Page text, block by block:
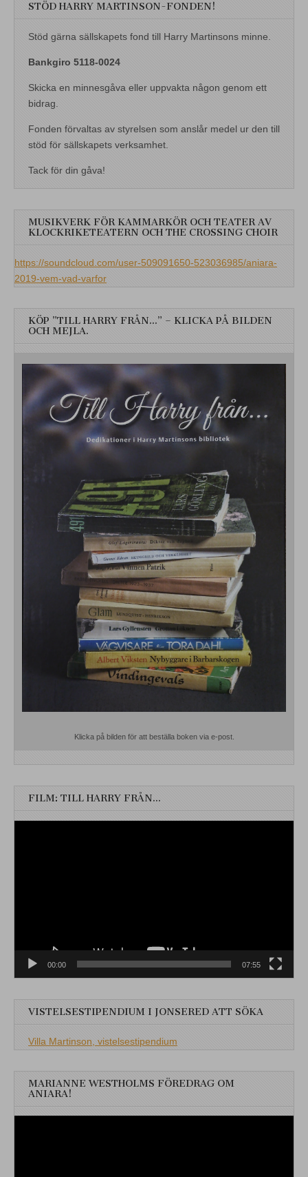
STÖD HARRY MARTINSON-FONDEN!
Stöd gärna sällskapets fond till Harry Martinsons minne.
Bankgiro 5118-0024
Skicka en minnesgåva eller uppvakta någon genom ett
bidrag.
Fonden förvaltas av styrelsen som anslår medel ur den till
stöd för sällskapets verksamhet.
Tack för din gåva!
MUSIKVERK FÖR KAMMARKÖR OCH TEATER AV
KLOCKRIKETEATERN OCH THE CROSSING CHOIR
https://soundcloud.com/user-509091650-523036985/aniara-
2019-vem-vad-varfor
KÖP ”TILL HARRY FRÅN…” – KLICKA PÅ BILDEN
OCH MEJLA.
Klicka på bilden för att beställa boken via e-post.
FILM: TILL HARRY FRÅN…
00:00 07:55
VISTELSESTIPENDIUM I JONSERED ATT SÖKA
Villa Martinson, vistelsestipendium
MARIANNE WESTHOLMS FÖREDRAG OM
ANIARA!